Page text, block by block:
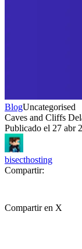
BlogUncategorised
Caves and Cliffs
Publicado el 27 abr
bisecthosting
Compartir:
Compartir en X